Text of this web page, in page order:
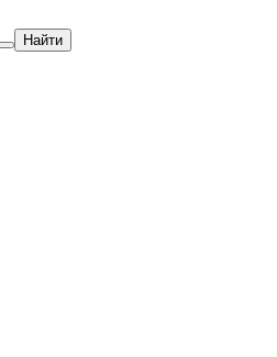
Найти